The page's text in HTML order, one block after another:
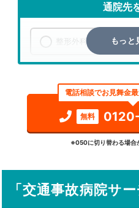
通院先
整形外科
検索
詳細条件
駅から探す
もっと
電話相談でお見舞金
無料
※050に切り替わる場合
「交通事故病院サ